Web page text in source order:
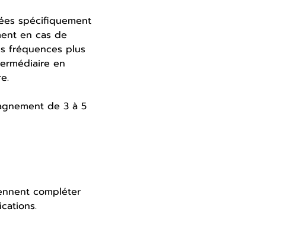
spécifiquement
en cas de
fréquences plus
en
de 3 à 5
compléter